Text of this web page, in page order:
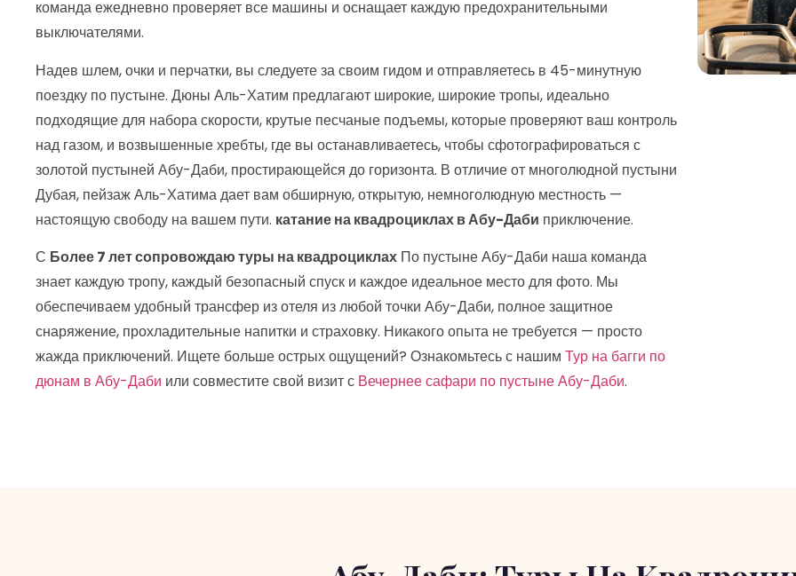
выключателями.
поездку по пустыне. Дюны Аль-Хатим предлагают широкие, широкие тропы, идеально
подходящие для набора скорости, крутые песчаные подъемы, которые проверяют ваш контроль
над газом, и возвышенные хребты, где вы останавливаетесь, чтобы сфотографироваться с
золотой пустыней Абу-Даби, простирающейся до горизонта. В отличие от многолюдной пустыни
Дубая, пейзаж Аль-Хатима дает вам обширную, открытую, немноголюдную местность —
настоящую свободу на вашем пути.катание на квадроциклах в Абу-Даби приключение.
знает каждую тропу, каждый безопасный спуск и каждое идеальное место для фото. Мы
обеспечиваем удобный трансфер из отеля из любой точки Абу-Даби, полное защитное
снаряжение, прохладительные напитки и страховку. Никакого опыта не требуется — просто
жажда приключений. Ищете больше острых ощущений? Ознакомьтесь с нашимТур на багги по
дюнам в Абу-Дабиили совместите свой визит сВечернее сафари по пустыне Абу-Даби.
Абу-Даби: Туры На